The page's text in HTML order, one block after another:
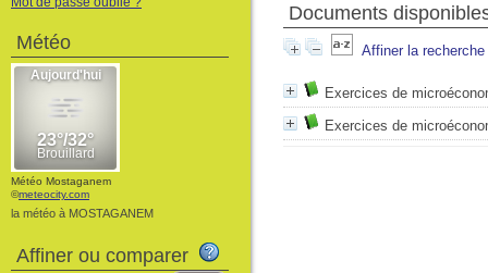
Documents
Affiner la recherche
Exercices de
Exercices de
Météo
Météo Mostaganem
©meteocity.com
la météo à MOSTAGANEM
Affiner ou comparer